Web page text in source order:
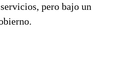
pero bajo un